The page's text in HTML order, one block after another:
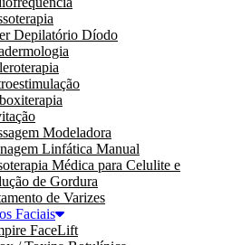
Depilatório Díodo
Modeladora
Linfática Manual
Médica para Celulite e
de Gordura
de Varizes
Faciais
FaceLift